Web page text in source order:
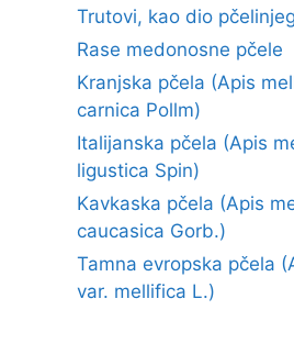
Trutovi, kao dio
Rase medonosne pčele
Kranjska pčela (Apis
carnica Pollm)
Italijanska pčela (Apis
ligustica Spin)
Kavkaska pčela (Apis
caucasica Gorb.)
Tamna evropska pčela
var. mellifica L.)